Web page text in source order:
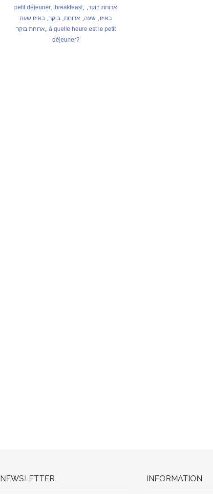
petit déjeuner ,breakfeast ארוחת בוקר,
באיזו שעה ארוחת, בוקר, באיזו שעה
ארוחת בוקר
à quelle heure est le petit
déjeuner?
NEWSLETTER INFORMATION